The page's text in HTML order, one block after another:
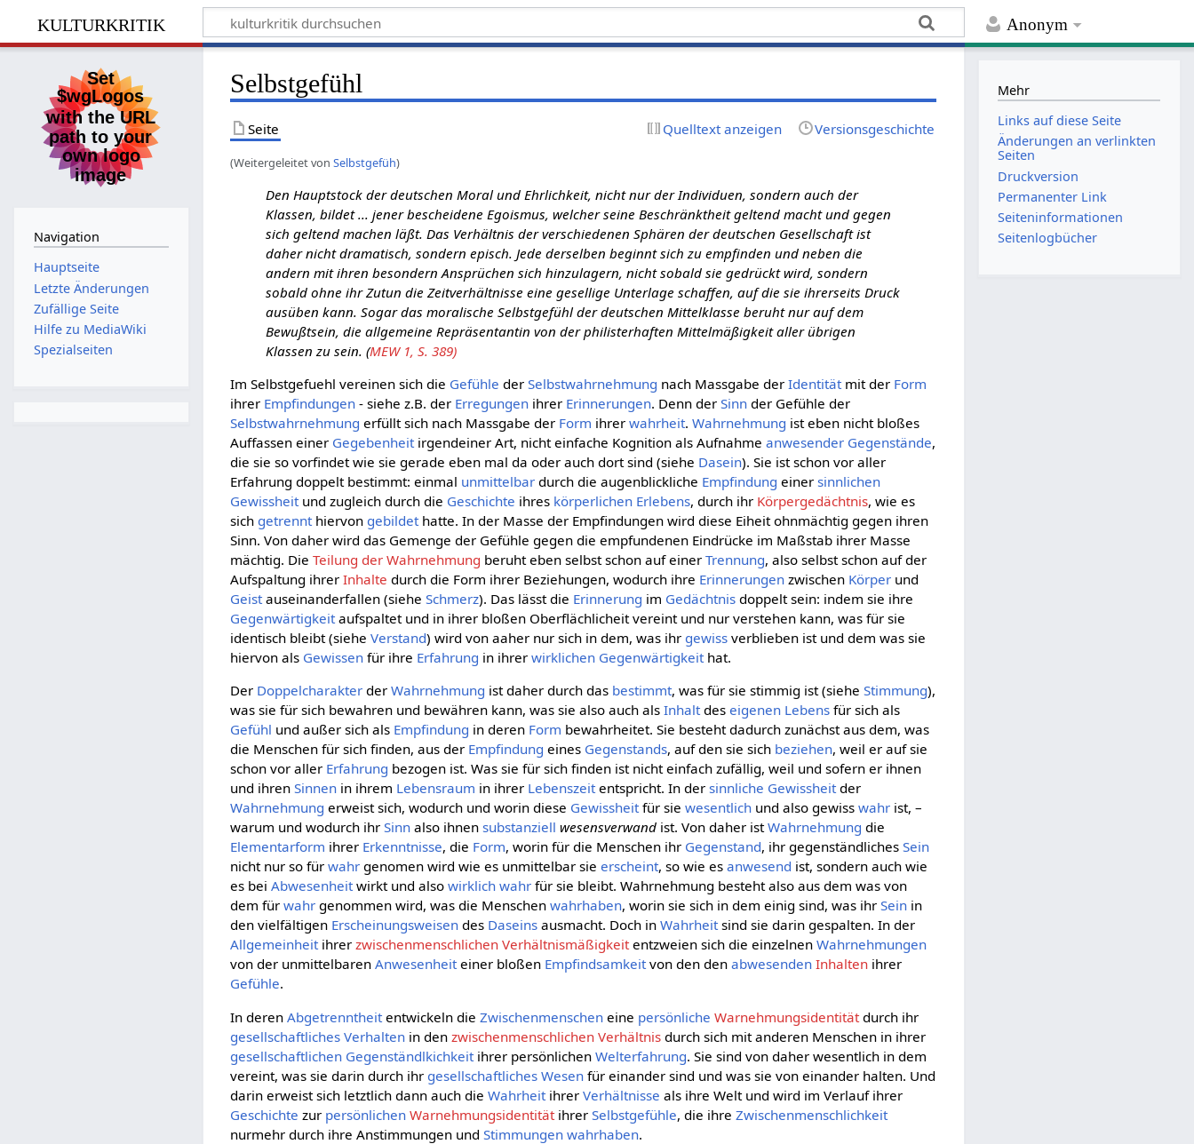
Anonym
kulturkritik
Selbstgefühl
Seite Quelltext anzeigen Versionsgeschichte
(Weitergeleitet vonSelbstgefüh)
Den Hauptstock der deutschen Moral und Ehrlichkeit, nicht nur der Individuen, sondern auch der
Klassen, bildet ... jener bescheidene Egoismus, welcher seine Beschränktheit geltend macht und gegen
sich geltend machen läßt. Das Verhältnis der verschiedenen Sphären der deutschen Gesellschaft ist
daher nicht dramatisch, sondern episch. Jede derselben beginnt sich zu empfinden und neben die
andern mit ihren besondern Ansprüchen sich hinzulagern, nicht sobald sie gedrückt wird, sondern
sobald ohne ihr Zutun die Zeitverhältnisse eine gesellige Unterlage schaffen, auf die sie ihrerseits Druck
ausüben kann. Sogar das moralische Selbstgefühl der deutschen Mittelklasse beruht nur auf dem
Bewußtsein, die allgemeine Repräsentantin von der philisterhaften Mittelmäßigkeit aller übrigen
Klassen zu sein. (MEW 1, S. 389)
Im Selbstgefuehl vereinen sich die Gefühle derSelbstwahrnehmung nach Massgabe derIdentitätmit der Form
ihrer Empfindungen - siehe z.B. der Erregungen ihrer Erinnerungen. Denn derSinn der Gefühle der
Selbstwahrnehmung erfüllt sich nach Massgabe der Form ihrerwahrheit.Wahrnehmung ist eben nicht bloßes
Auffassen einer Gegebenheitirgendeiner Art, nicht einfache Kognition als Aufnahmeanwesender Gegenstände,
die sie so vorfindet wie sie gerade eben mal da oder auch dort sind (siehe Dasein). Sie ist schon vor aller
Erfahrung doppelt bestimmt: einmal unmittelbar durch die augenblickliche Empfindung einersinnlichen
Gewissheitund zugleich durch die Geschichte ihres körperlichen Erlebens, durch ihr Körpergedächtnis, wie es
sich getrennthiervon gebildethatte. In der Masse der Empfindungen wird diese Eiheit ohnmächtig gegen ihren
Sinn. Von daher wird das Gemenge der Gefühle gegen die empfundenen Eindrücke im Maßstab ihrer Masse
mächtig. DieTeilung der Wahrnehmung beruht eben selbst schon auf einerTrennung, also selbst schon auf der
Aufspaltung ihrerInhalte durch die Form ihrer Beziehungen, wodurch ihre Erinnerungen zwischen Körper und
Geistauseinanderfallen (sieheSchmerz). Das lässt die Erinnerung im Gedächtnis doppelt sein: indem sie ihre
Gegenwärtigkeitaufspaltet und in ihrer bloßen Oberflächlicheit vereint und nur verstehen kann, was für sie
identisch bleibt (sieheVerstand) wird von aaher nur sich in dem, was ihr gewiss verblieben ist und dem was sie
hiervon als Gewissen für ihre Erfahrung in ihrerwirklichen Gegenwärtigkeithat.
Der Doppelcharakter derWahrnehmung ist daher durch das bestimmt, was für sie stimmig ist (sieheStimmung),
was sie für sich bewahren und bewähren kann, was sie also auch alsInhaltdeseigenen Lebens für sich als
Gefühl und außer sich als Empfindung in deren Form bewahrheitet. Sie besteht dadurch zunächst aus dem, was
die Menschen für sich finden, aus der Empfindung eines Gegenstands, auf den sie sich beziehen, weil er auf sie
schon vor aller Erfahrung bezogen ist. Was sie für sich finden ist nicht einfach zufällig, weil und sofern er ihnen
und ihrenSinnen in ihrem Lebensraum in ihrer Lebenszeitentspricht. In dersinnliche Gewissheitder
Wahrnehmung erweist sich, wodurch und worin diese Gewissheitfür siewesentlich und also gewisswahr ist, –
warum und wodurch ihrSinn also ihnensubstanziell wesensverwand ist. Von daher istWahrnehmung die
Elementarform ihrer Erkenntnisse, die Form, worin für die Menschen ihr Gegenstand, ihr gegenständlichesSein
nicht nur so fürwahr genomen wird wie es unmittelbar sieerscheint, so wie esanwesend ist, sondern auch wie
es beiAbwesenheitwirkt und alsowirklich wahr für sie bleibt. Wahrnehmung besteht also aus dem was von
dem fürwahr genommen wird, was die Menschenwahrhaben, worin sie sich in dem einig sind, was ihrSein in
den vielfältigen Erscheinungsweisen des Daseins ausmacht. Doch inWahrheitsind sie darin gespalten. In der
Allgemeinheitihrerzwischenmenschlichen Verhältnismäßigkeitentzweien sich die einzelnenWahrnehmungen
von der unmittelbarenAnwesenheiteiner bloßen Empfindsamkeitvon den denabwesenden Inhalten ihrer
Gefühle.
In derenAbgetrenntheit entwickeln dieZwischenmenschen eine persönliche Warnehmungsidentität durch ihr
gesellschaftliches Verhalten in denzwischenmenschlichen Verhältnis durch sich mit anderen Menschen in ihrer
gesellschaftlichen Gegenständlkichkeit ihrer persönlichenWelterfahrung. Sie sind von daher wesentlich in dem
vereint, was sie darin durch ihr gesellschaftliches Wesen für einander sind und was sie von einander halten. Und
darin erweist sich letztlich dann auch dieWahrheit ihrerVerhältnisse als ihre Welt und wird im Verlauf ihrer
Geschichte zur persönlichen Warnehmungsidentität ihrerSelbstgefühle, die ihreZwischenmenschlichkeit
nurmehr durch ihre Anstimmungen undStimmungen wahrhaben.
Navigation
Hauptseite
Letzte Änderungen
Zufällige Seite
Hilfe zu MediaWiki
Spezialseiten
Mehr
Links auf diese Seite
Änderungen an verlinkten
Seiten
Druckversion
Permanenter Link
Seiten­­informationen
Seitenlogbücher